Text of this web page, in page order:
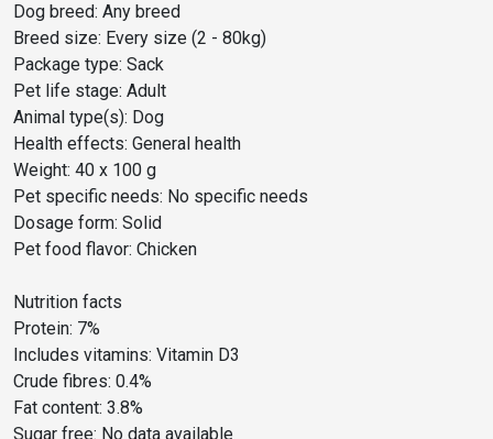
Dog breed: Any breed
Breed size: Every size (2 - 80kg)
Package type: Sack
Pet life stage: Adult
Animal type(s): Dog
Health effects: General health
Weight: 40 x 100 g
Pet specific needs: No specific needs
Dosage form: Solid
Pet food flavor: Chicken
Nutrition facts
Protein: 7%
Includes vitamins: Vitamin D3
Crude fibres: 0.4%
Fat content: 3.8%
Sugar free: No data available